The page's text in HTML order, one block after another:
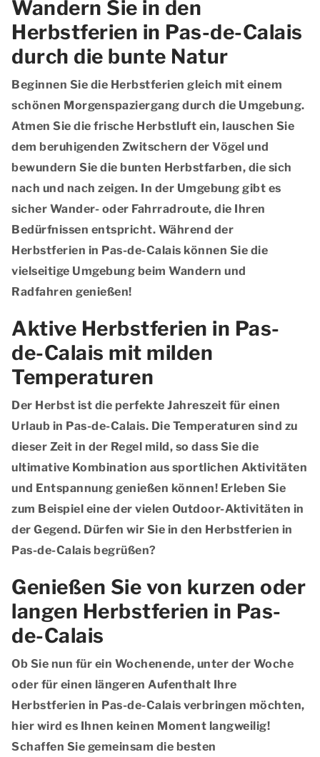
Wandern Sie in den
Herbstferien in Pas-de-Calais
durch die bunte Natur
Beginnen Sie die Herbstferien gleich mit einem
schönen Morgenspaziergang durch die Umgebung.
Atmen Sie die frische Herbstluft ein, lauschen Sie
dem beruhigenden Zwitschern der Vögel und
bewundern Sie die bunten Herbstfarben, die sich
nach und nach zeigen. In der Umgebung gibt es
sicher Wander- oder Fahrradroute, die Ihren
Bedürfnissen entspricht. Während der
Herbstferien in Pas-de-Calais können Sie die
vielseitige Umgebung beim Wandern und
Radfahren genießen!
Aktive Herbstferien in Pas-
de-Calais mit milden
Temperaturen
Der Herbst ist die perfekte Jahreszeit für einen
Urlaub in Pas-de-Calais. Die Temperaturen sind zu
dieser Zeit in der Regel mild, so dass Sie die
ultimative Kombination aus sportlichen Aktivitäten
und Entspannung genießen können! Erleben Sie
zum Beispiel eine der vielen Outdoor-Aktivitäten in
der Gegend. Dürfen wir Sie in den Herbstferien in
Pas-de-Calais begrüßen?
Genießen Sie von kurzen oder
langen Herbstferien in Pas-
de-Calais
Ob Sie nun für ein Wochenende, unter der Woche
oder für einen längeren Aufenthalt Ihre
Herbstferien in Pas-de-Calais verbringen möchten,
hier wird es Ihnen keinen Moment langweilig!
Schaffen Sie gemeinsam die besten